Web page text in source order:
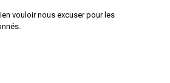
vouloir nous excuser pour les